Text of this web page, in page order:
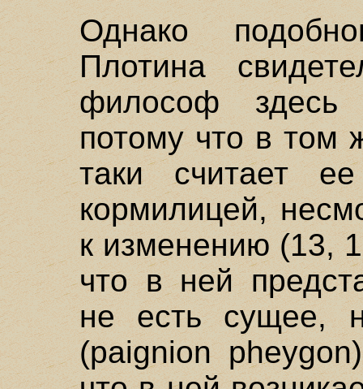
Однако
Плотина
философ здесь
потому что в том
таки считает
кормилицей,
к изменению (13,
что в ней
не есть сущее,
(paignion